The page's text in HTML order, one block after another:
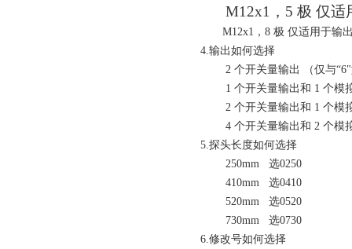
M12x1，5 极 仅
M12x1，8 极 仅适用
4.输出如何选择
2 个开关量输出 （仅
1 个开关量输出和 1 个模
2 个开关量输出和 1 个模
4 个开关量输出和 2 个模
5.探头长度如何选择
250mm 选0250
410mm 选0410
520mm 选0520
730mm 选0730
6.修改号如何选择